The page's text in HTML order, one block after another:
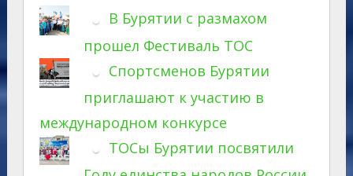
В Бурятии с размахом
прошел Фестиваль ТОС
Спортсменов Бурятии
приглашают к участию в
международном конкурсе
ТОСы Бурятии посвятили